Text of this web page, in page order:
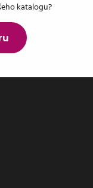
katalogu?